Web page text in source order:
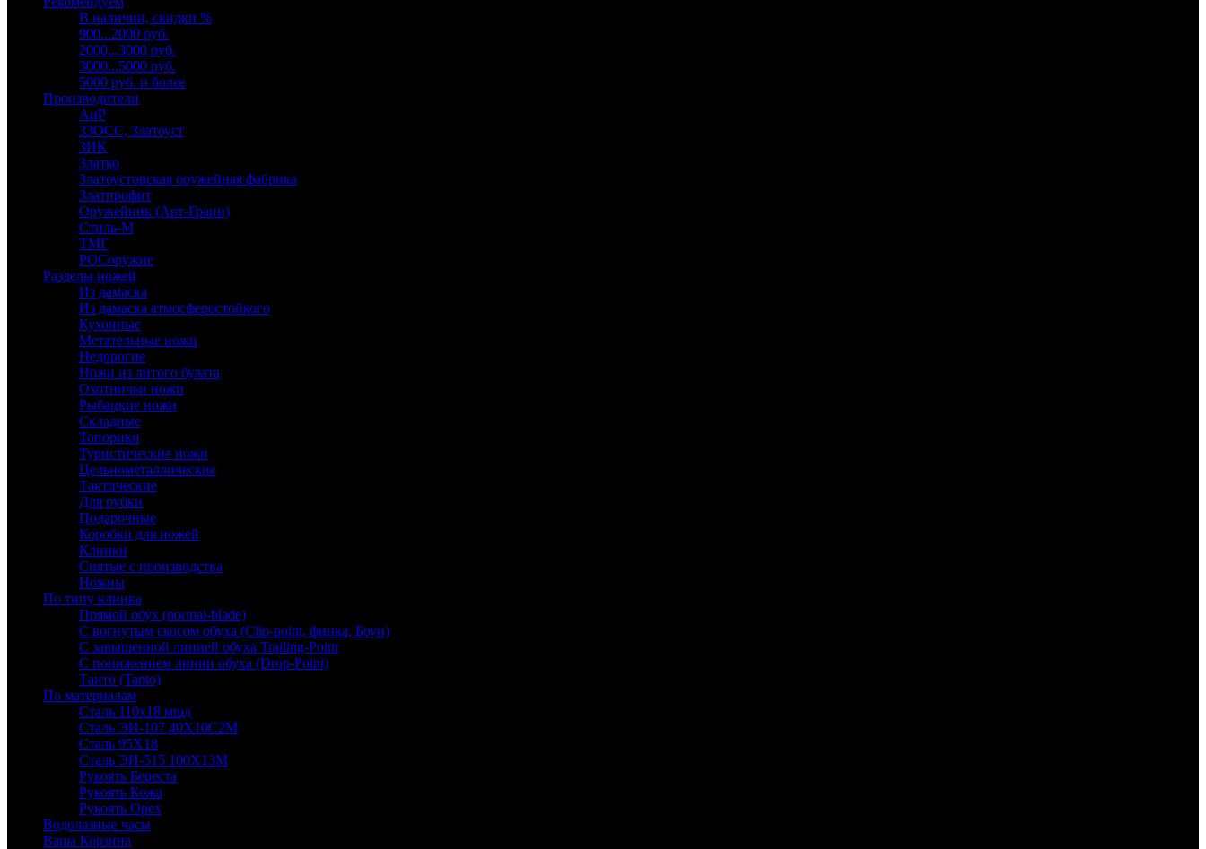
В наличии, скидки %
900...2000 руб.
2000...3000 руб.
3000...5000 руб.
5000 руб. и более
Производители
АиР
ЗЗОСС, Златоуст
ЗИК
Златко
Златоустовская оружейная фабрика
Златпрофит
Оружейник (Арт-Грани)
Стиль-М
ТМГ
РОСоружие
Разделы ножей
Из дамаска
Из дамаска атмосферостойкого
Кухонные
Метательные ножи
Недорогие
Ножи из литого булата
Охотничьи ножи
Рыбацкие ножи
Складные
Топорики
Туристические ножи
Цельнометаллические
Тактические
Для рубки
Подарочные
Коробки для ножей
Клинки
Снятые с производства
Ножны
По типу клинка
Прямой обух (normal-blade)
С вогнутым скосом обуха (Clip-point, финка, Боуи)
С завышенной линией обуха Trailing-Point
С понижением линии обуха (Drop-Point)
Танто (Tanto)
По материалам
Сталь 110х18 мшд
Сталь ЭИ-107 40Х10С2М
Сталь 95Х18
Сталь ЭИ-515 100Х13М
Рукоять Береста
Рукоять Кожа
Рукоять Орех
Водолазные часы
Ваша Корзина